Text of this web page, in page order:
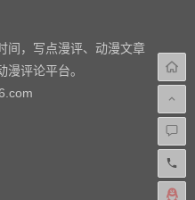
间，写点漫评、动漫文章
评论平台。